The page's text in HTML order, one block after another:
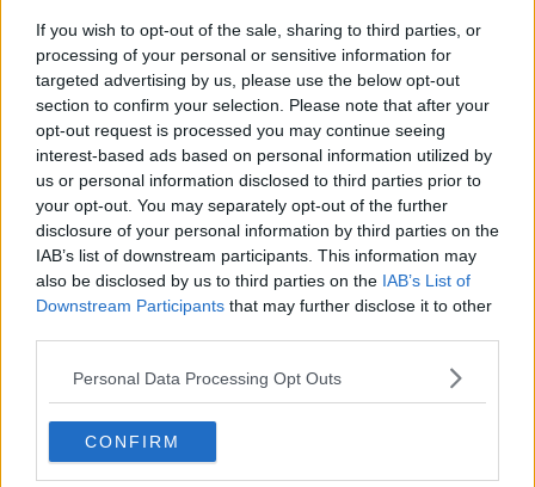
If you wish to opt-out of the sale, sharing to third parties, or
processing of your personal or sensitive information for
targeted advertising by us, please use the below opt-out
section to confirm your selection. Please note that after your
opt-out request is processed you may continue seeing
interest-based ads based on personal information utilized by
us or personal information disclosed to third parties prior to
your opt-out. You may separately opt-out of the further
disclosure of your personal information by third parties on the
IAB’s list of downstream participants. This information may
also be disclosed by us to third parties on the IAB’s List of
Downstream Participants that may further disclose it to other
Personal Data Processing Opt Outs
CONFIRM
Presentata la seconda maglia dell’AS Roma 26-27